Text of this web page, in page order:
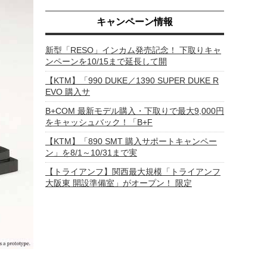
キャンペーン情報
新型「RESO」インカム発売記念！ 下取りキャ
ンペーンを10/15まで延長して開
【KTM】「990 DUKE／1390 SUPER DUKE R
EVO 購入サ
B+COM 最新モデル購入・下取りで最大9,000円
をキャッシュバック！「B+F
【KTM】「890 SMT 購入サポートキャンペー
ン」を8/1～10/31まで実
【トライアンフ】関西最大規模「トライアンフ
大阪東 開設準備室」がオープン！ 限定